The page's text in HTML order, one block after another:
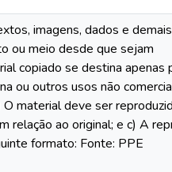
imagens, dados e demais
ou meio desde que sejam
copiado se destina apenas
ou outros usos não
material deve ser
relação ao original; e c) A
formato: Fonte: PPE